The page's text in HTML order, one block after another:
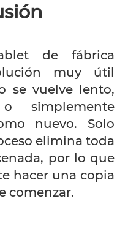
de fábrica
muy útil
se vuelve lento,
simplemente
nuevo. Solo
elimina toda
por lo que
hacer una copia
comenzar.